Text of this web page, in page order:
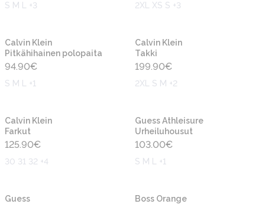
S M L +3 2XL XS S +3
Calvin Klein
Pitkähihainen polopaita
94.90€
S M L +1
Calvin Klein
Takki
199.90€
2XL S M +2
Calvin Klein
Farkut
125.90€
30 31 32 +4
Guess Athleisure
Urheiluhousut
103.00€
S M L +1
Guess
Boss Orange